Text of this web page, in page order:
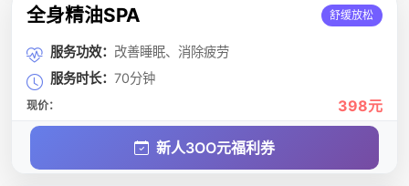
全身精油SPA 舒缓放松
服务功效： 改善睡眠、消除疲劳
服务时长： 70分钟
现价： 398元
新人3OO元福利券